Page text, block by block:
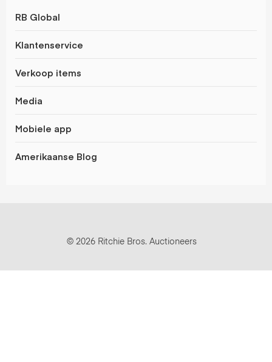
RB Global
Klantenservice
Verkoop items
Media
Mobiele app
Amerikaanse Blog
© 2026 Ritchie Bros. Auctioneers